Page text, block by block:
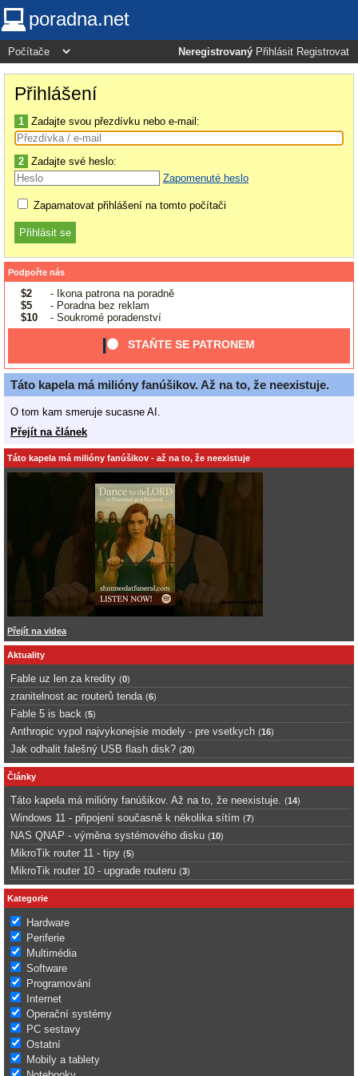
poradna.net
Neregistrovaný Přihlásit Registrovat
Přihlášení
1 Zadajte svou přezdívku nebo e-mail:
2 Zadajte své heslo:
Zapomenuté heslo
Zapamatovat přihlášení na tomto počítači
Podpořte nás
$2
- Ikona patrona na poradně
$5
- Poradna bez reklam
$10
- Soukromé poradenství
STAŇTE SE PATRONEM
Táto kapela má milióny fanúšikov. Až na to, že neexistuje.
O tom kam smeruje sucasne AI.
Přejít na článek
Táto kapela má milióny fanúšikov - až na to, že neexistuje
Přejít na videa
Aktuality
Fable uz len za kredity (0)
zranitelnost ac routerů tenda (6)
Fable 5 is back (5)
Anthropic vypol najvykonejsie modely - pre vsetkych (16)
Jak odhalit falešný USB flash disk? (20)
Články
Táto kapela má milióny fanúšikov. Až na to, že neexistuje. (14)
Windows 11 - připojení současně k několika sítím (7)
NAS QNAP - výměna systémového disku (10)
MikroTik router 11 - tipy (5)
MikroTik router 10 - upgrade routeru (3)
Kategorie
Hardware
Periferie
Multimédia
Software
Programování
Internet
Operační systémy
PC sestavy
Ostatní
Mobily a tablety